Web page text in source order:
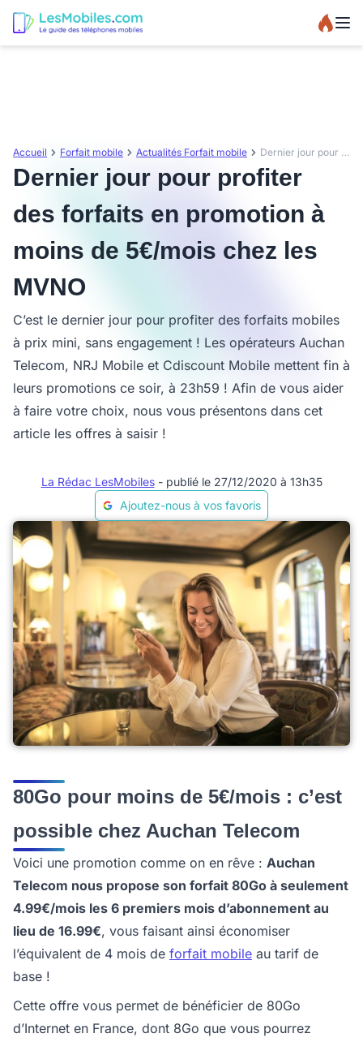
Accueil Forfait mobile Actualités Forfait mobile Dernier jour pour profiter des forfaits en promotion à moins de 5€/mois chez les MVNO
Dernier jour pour profiter
des forfaits en promotion à
moins de 5€/mois chez les
MVNO
C’est le dernier jour pour profiter des forfaits mobiles
à prix mini, sans engagement ! Les opérateurs Auchan
Telecom, NRJ Mobile et Cdiscount Mobile mettent fin à
leurs promotions ce soir, à 23h59 ! Afin de vous aider
à faire votre choix, nous vous présentons dans cet
article les offres à saisir !
La Rédac LesMobiles - publié le 27/12/2020 à 13h35
Ajoutez-nous à vos favoris
80Go pour moins de 5€/mois : c’est
possible chez Auchan Telecom
Voici une promotion comme on en rêve : Auchan
Telecom nous propose son forfait 80Go à seulement
4.99€/mois les 6 premiers mois d’abonnement au
lieu de 16.99€, vous faisant ainsi économiser
l’équivalent de 4 mois de forfait mobile au tarif de
base !
Cette offre vous permet de bénéficier de 80Go
d’Internet en France, dont 8Go que vous pourrez